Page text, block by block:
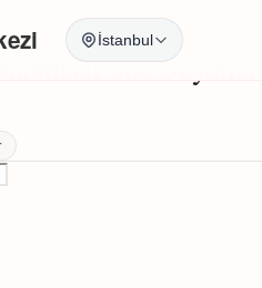
İstanbul
/ Sac Boyama
Sac Boyama